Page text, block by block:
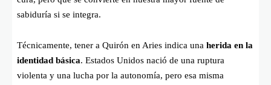
sabiduría si se integra.
Técnicamente, tener a Quirón en Aries indica una herida en la
identidad básica. Estados Unidos nació de una ruptura
violenta y una lucha por la autonomía, pero esa misma